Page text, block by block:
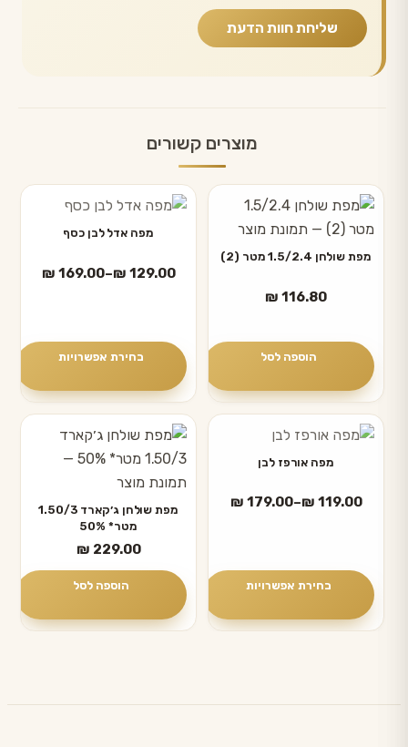
מוצרים קשורים
מפת שולחן 1.5/2.4 מטר (2)
₪ 116.80
הוספה לסל
מפה אדל לבן כסף
₪ 129.00
–
₪ 169.00
טווח
בחירת אפשרויות
למוצר
מספר
לבחור
את
האפשרויות
בעמוד
המוצר
מפה אורפז לבן
₪ 119.00
–
₪ 179.00
טווח
בחירת אפשרויות
למוצר
מספר
לבחור
את
האפשרויות
מפת שולחן ג׳קארד 1.50/3
מטר* 50%
₪ 229.00
הוספה לסל